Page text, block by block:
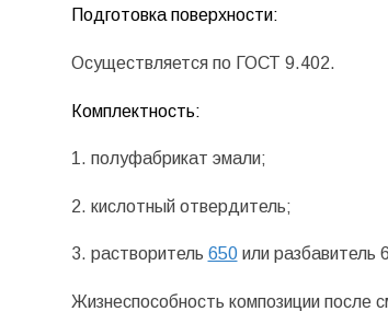
Подготовка поверхности:
Осуществляется по ГОСТ 9.402.
Комплектность:
1. полуфабрикат эмали;
2. кислотный отвердитель;
3. растворитель 650или разбавитель
Жизнеспособность композиции после